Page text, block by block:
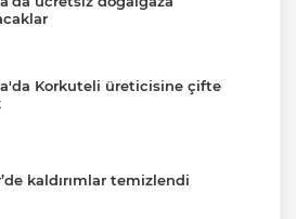
Korkuteli üreticisine çifte
kaldırımlar temizlendi